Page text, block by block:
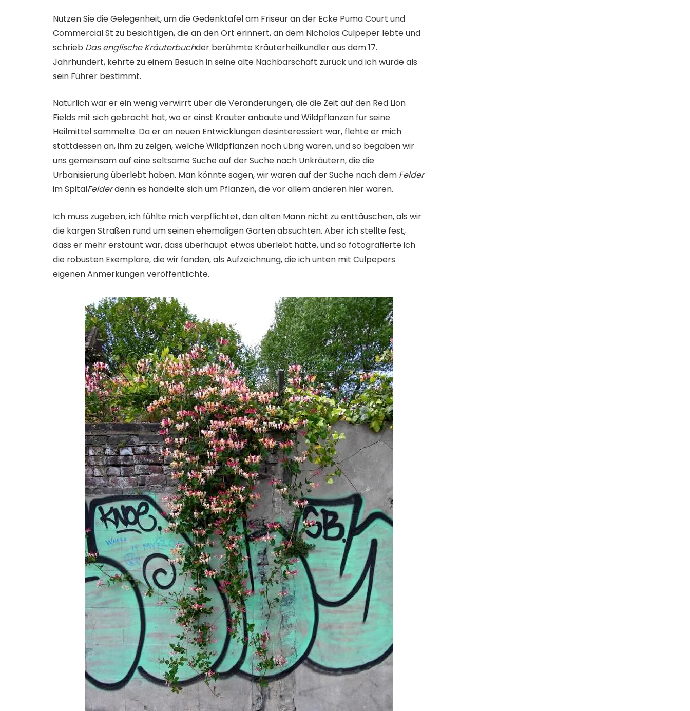
Nutzen Sie die Gelegenheit, um die Gedenktafel am Friseur an der Ecke Puma Court und
Commercial St zu besichtigen, die an den Ort erinnert, an dem Nicholas Culpeper lebte und
schrieb Das englische Kräuterbuchder berühmte Kräuterheilkundler aus dem 17.
Jahrhundert, kehrte zu einem Besuch in seine alte Nachbarschaft zurück und ich wurde als
sein Führer bestimmt.
Natürlich war er ein wenig verwirrt über die Veränderungen, die die Zeit auf den Red Lion
Fields mit sich gebracht hat, wo er einst Kräuter anbaute und Wildpflanzen für seine
Heilmittel sammelte. Da er an neuen Entwicklungen desinteressiert war, flehte er mich
stattdessen an, ihm zu zeigen, welche Wildpflanzen noch übrig waren, und so begaben wir
uns gemeinsam auf eine seltsame Suche auf der Suche nach Unkräutern, die die
Urbanisierung überlebt haben. Man könnte sagen, wir waren auf der Suche nach dem Felder
im SpitalFelderdenn es handelte sich um Pflanzen, die vor allem anderen hier waren.
Ich muss zugeben, ich fühlte mich verpflichtet, den alten Mann nicht zu enttäuschen, als wir
die kargen Straßen rund um seinen ehemaligen Garten absuchten. Aber ich stellte fest,
dass er mehr erstaunt war, dass überhaupt etwas überlebt hatte, und so fotografierte ich
die robusten Exemplare, die wir fanden, als Aufzeichnung, die ich unten mit Culpepers
eigenen Anmerkungen veröffentlichte.